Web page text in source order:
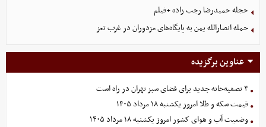
حجله حمیدرضا رجب زاده +فیلم
حمله انصارالله یمن به پایگاه‌های مزدوران در غرب تعز
عناوین برگزیده
۳ تصفیه‌خانه جدید برای فضای سبز تهران در راه است
قیمت سکه و طلا امروز یکشنبه ۱۸ مرداد ۱۴۰۵
وضعیت آب و هوای کشور امروز یکشنبه ۱۸ مرداد ۱۴۰۵